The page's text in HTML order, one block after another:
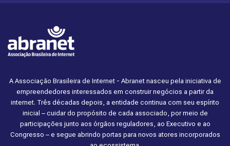
A Associação Brasileira de Internet - Abranet nasceu pela iniciativa de
empreendedores interessados em construir negócios a partir da
internet. Três décadas depois, a entidade continua com seu espírito
inicial – cuidar do propósito de cada associado, por meio de
participações junto aos órgãos reguladores, ao Executivo e ao
Congresso – e segue abrindo portas para novos atores incorporados